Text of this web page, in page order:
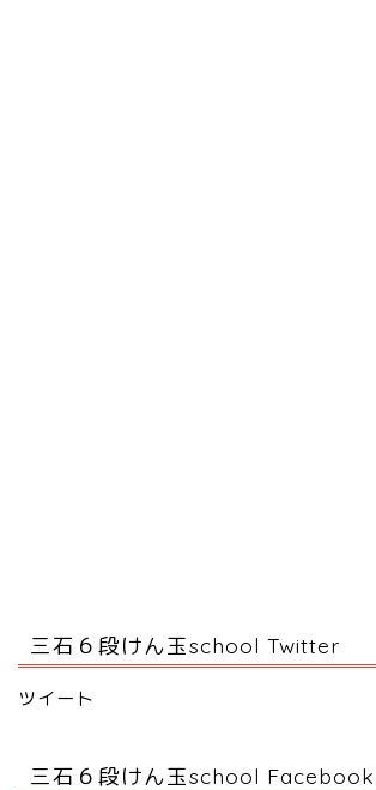
三石６段けん玉school Twitter
ツイート
三石６段けん玉school